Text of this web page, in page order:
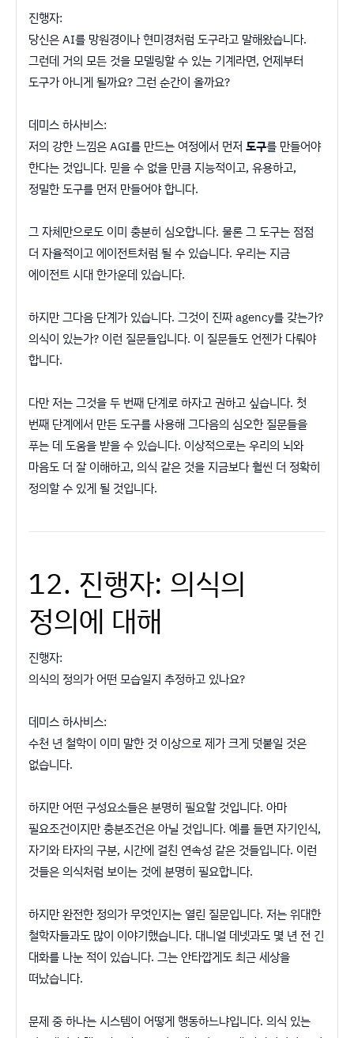
진행자:
당신은 AI를 망원경이나 현미경처럼 도구라고 말해왔습니다.
그런데 거의 모든 것을 모델링할 수 있는 기계라면, 언제부터
도구가 아니게 될까요? 그런 순간이 올까요?
데미스 하사비스:
저의 강한 느낌은 AGI를 만드는 여정에서 먼저 도구를 만들어야
한다는 것입니다. 믿을 수 없을 만큼 지능적이고, 유용하고,
정밀한 도구를 먼저 만들어야 합니다.
그 자체만으로도 이미 충분히 심오합니다. 물론 그 도구는 점점
더 자율적이고 에이전트처럼 될 수 있습니다. 우리는 지금
에이전트 시대 한가운데 있습니다.
하지만 그다음 단계가 있습니다. 그것이 진짜 agency를 갖는가?
의식이 있는가? 이런 질문들입니다. 이 질문들도 언젠가 다뤄야
합니다.
다만 저는 그것을 두 번째 단계로 하자고 권하고 싶습니다. 첫
번째 단계에서 만든 도구를 사용해 그다음의 심오한 질문들을
푸는 데 도움을 받을 수 있습니다. 이상적으로는 우리의 뇌와
마음도 더 잘 이해하고, 의식 같은 것을 지금보다 훨씬 더 정확히
정의할 수 있게 될 것입니다.
12. 진행자: 의식의
정의에 대해
진행자:
의식의 정의가 어떤 모습일지 추정하고 있나요?
데미스 하사비스:
수천 년 철학이 이미 말한 것 이상으로 제가 크게 덧붙일 것은
없습니다.
하지만 어떤 구성요소들은 분명히 필요할 것입니다. 아마
필요조건이지만 충분조건은 아닐 것입니다. 예를 들면 자기인식,
자기와 타자의 구분, 시간에 걸친 연속성 같은 것들입니다. 이런
것들은 의식처럼 보이는 것에 분명히 필요합니다.
하지만 완전한 정의가 무엇인지는 열린 질문입니다. 저는 위대한
철학자들과도 많이 이야기했습니다. 대니얼 데넷과도 몇 년 전 긴
대화를 나눈 적이 있습니다. 그는 안타깝게도 최근 세상을
떠났습니다.
문제 중 하나는 시스템이 어떻게 행동하느냐입니다. 의식 있는